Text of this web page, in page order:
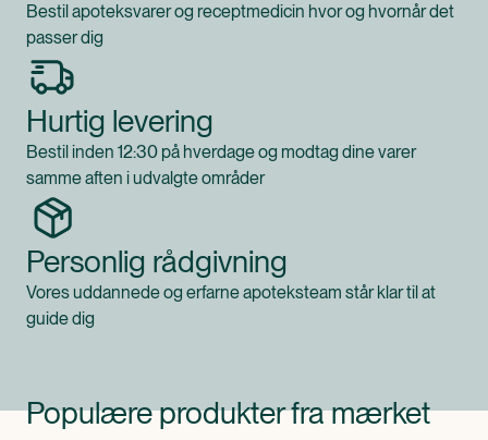
Bestil apoteksvarer og receptmedicin hvor og hvornår det
passer dig
Hurtig levering
Bestil inden 12:30 på hverdage og modtag dine varer
samme aften i udvalgte områder
Personlig rådgivning
Vores uddannede og erfarne apoteksteam står klar til at
guide dig
Populære produkter fra mærket